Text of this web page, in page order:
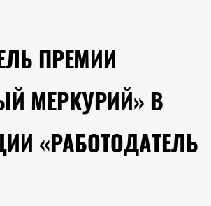
ПРЕМИИ
МЕРКУРИЙ» В
«РАБОТОДАТЕЛЬ